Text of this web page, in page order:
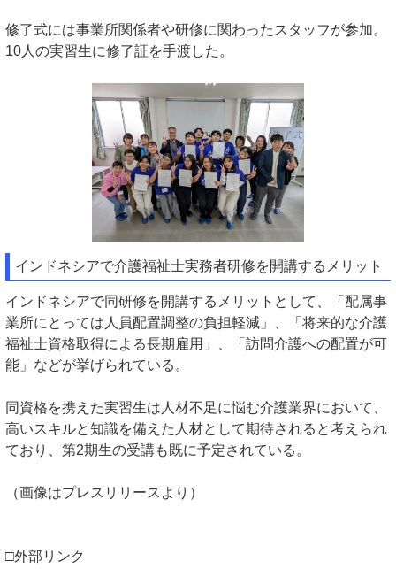
修了式には事業所関係者や研修に関わったスタッフが参加。
10人の実習生に修了証を手渡した。
インドネシアで介護福祉士実務者研修を開講するメリット
インドネシアで同研修を開講するメリットとして、「配属事
業所にとっては人員配置調整の負担軽減」、「将来的な介護
福祉士資格取得による長期雇用」、「訪問介護への配置が可
能」などが挙げられている。
同資格を携えた実習生は人材不足に悩む介護業界において、
高いスキルと知識を備えた人材として期待されると考えられ
ており、第2期生の受講も既に予定されている。
（画像はプレスリリースより）
□外部リンク